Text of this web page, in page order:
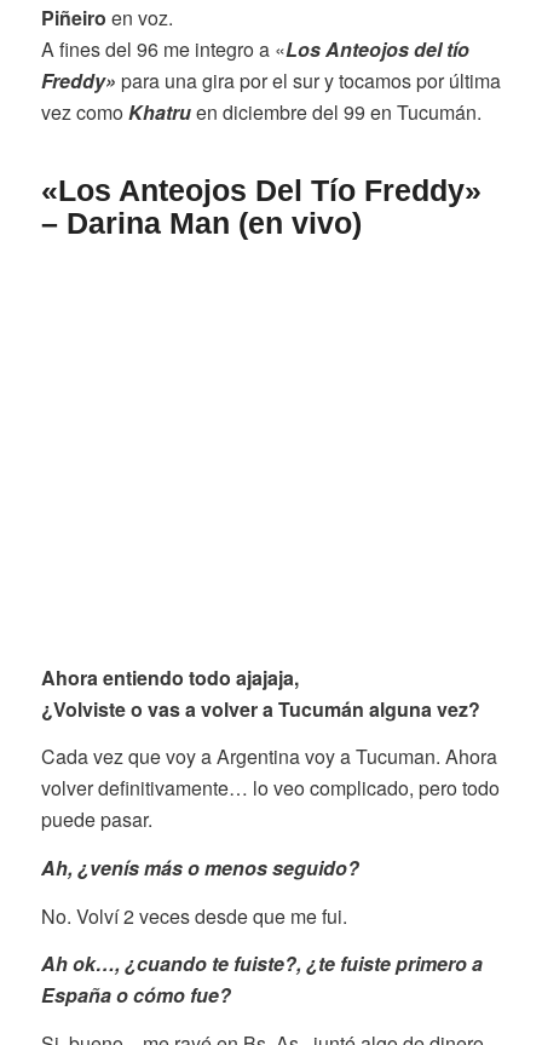
Piñeiro en voz.
A fines del 96 me integro a «Los Anteojos del tío
Freddy» para una gira por el sur y tocamos por última
vez comoKhatruen diciembre del 99 en Tucumán.
«Los Anteojos Del Tío Freddy»
– Darina Man (en vivo)
Ahora entiendo todo ajajaja,
¿Volviste o vas a volver a Tucumán alguna vez?
Cada vez que voy a Argentina voy a Tucuman. Ahora
volver definitivamente… lo veo complicado, pero todo
puede pasar.
Ah, ¿venís más o menos seguido?
No. Volví 2 veces desde que me fui.
Ah ok…, ¿cuando te fuiste?, ¿te fuiste primero a
España o cómo fue?